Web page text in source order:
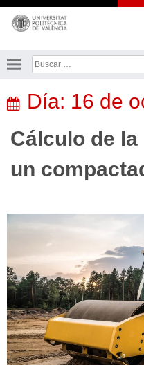
Saltar
contenido
Buscar:
Día: 16 de
Cálculo de
un